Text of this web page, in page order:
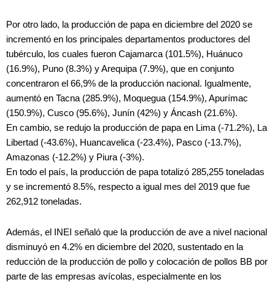
Por otro lado, la producción de papa en diciembre del 2020 se
incrementó en los principales departamentos productores del
tubérculo, los cuales fueron Cajamarca (101.5%), Huánuco
(16.9%), Puno (8.3%) y Arequipa (7.9%), que en conjunto
concentraron el 66,9% de la producción nacional. Igualmente,
aumentó en Tacna (285.9%), Moquegua (154.9%), Apurímac
(150.9%), Cusco (95.6%), Junín (42%) y Áncash (21.6%).
En cambio, se redujo la producción de papa en Lima (-71.2%), La
Libertad (-43.6%), Huancavelica (-23.4%), Pasco (-13.7%),
Amazonas (-12.2%) y Piura (-3%).
En todo el país, la producción de papa totalizó 285,255 toneladas
y se incrementó 8.5%, respecto a igual mes del 2019 que fue
262,912 toneladas.
Además, el INEI señaló que la producción de ave a nivel nacional
disminuyó en 4.2% en diciembre del 2020, sustentado en la
reducción de la producción de pollo y colocación de pollos BB por
parte de las empresas avícolas, especialmente en los